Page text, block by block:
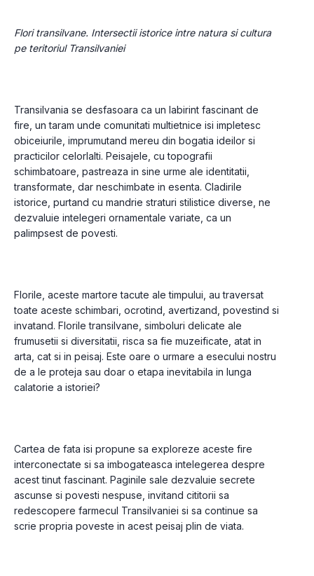
Flori transilvane. Intersectii istorice intre natura si cultura
pe teritoriul Transilvaniei
Transilvania se desfasoara ca un labirint fascinant de
fire, un taram unde comunitati multietnice isi impletesc
obiceiurile, imprumutand mereu din bogatia ideilor si
practicilor celorlalti. Peisajele, cu topografii
schimbatoare, pastreaza in sine urme ale identitatii,
transformate, dar neschimbate in esenta. Cladirile
istorice, purtand cu mandrie straturi stilistice diverse, ne
dezvaluie intelegeri ornamentale variate, ca un
palimpsest de povesti.
Florile, aceste martore tacute ale timpului, au traversat
toate aceste schimbari, ocrotind, avertizand, povestind si
invatand. Florile transilvane, simboluri delicate ale
frumusetii si diversitatii, risca sa fie muzeificate, atat in
arta, cat si in peisaj. Este oare o urmare a esecului nostru
de a le proteja sau doar o etapa inevitabila in lunga
calatorie a istoriei?
Cartea de fata isi propune sa exploreze aceste fire
interconectate si sa imbogateasca intelegerea despre
acest tinut fascinant. Paginile sale dezvaluie secrete
ascunse si povesti nespuse, invitand cititorii sa
redescopere farmecul Transilvaniei si sa continue sa
scrie propria poveste in acest peisaj plin de viata.